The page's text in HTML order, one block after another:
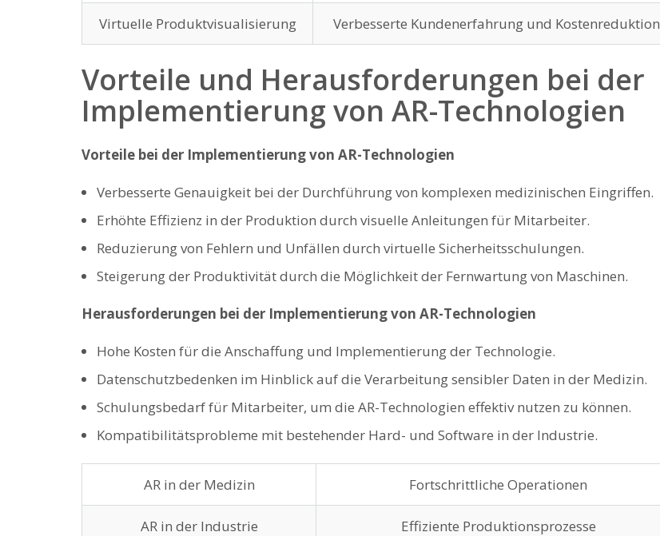
Virtuelle Produktvisualisierung Verbesserte Kundenerfahrung und ‌Kostenreduktion
Vorteile und⁢ Herausforderungen bei der
Implementierung ​von AR-Technologien
Vorteile bei der‌ Implementierung von AR-Technologien
Verbesserte⁣ Genauigkeit bei ‍der ‍Durchführung von ⁣komplexen medizinischen Eingriffen.
Erhöhte‍ Effizienz in der Produktion durch visuelle Anleitungen für Mitarbeiter.
Reduzierung von​ Fehlern und Unfällen⁢ durch⁤ virtuelle Sicherheitsschulungen.
Steigerung der Produktivität durch⁣ die Möglichkeit‍ der Fernwartung von ⁤Maschinen.
Herausforderungen bei ‌der Implementierung von AR-Technologien
Hohe Kosten ⁢für die Anschaffung und Implementierung der​ Technologie.
Datenschutzbedenken im Hinblick auf⁣ die⁢ Verarbeitung sensibler Daten in der ‌Medizin.
Schulungsbedarf für Mitarbeiter, um die AR-Technologien​ effektiv nutzen zu können.
Kompatibilitätsprobleme mit bestehender ​Hard- und Software in der⁤ Industrie.
AR in der Medizin Fortschrittliche Operationen
AR in der Industrie Effiziente Produktionsprozesse